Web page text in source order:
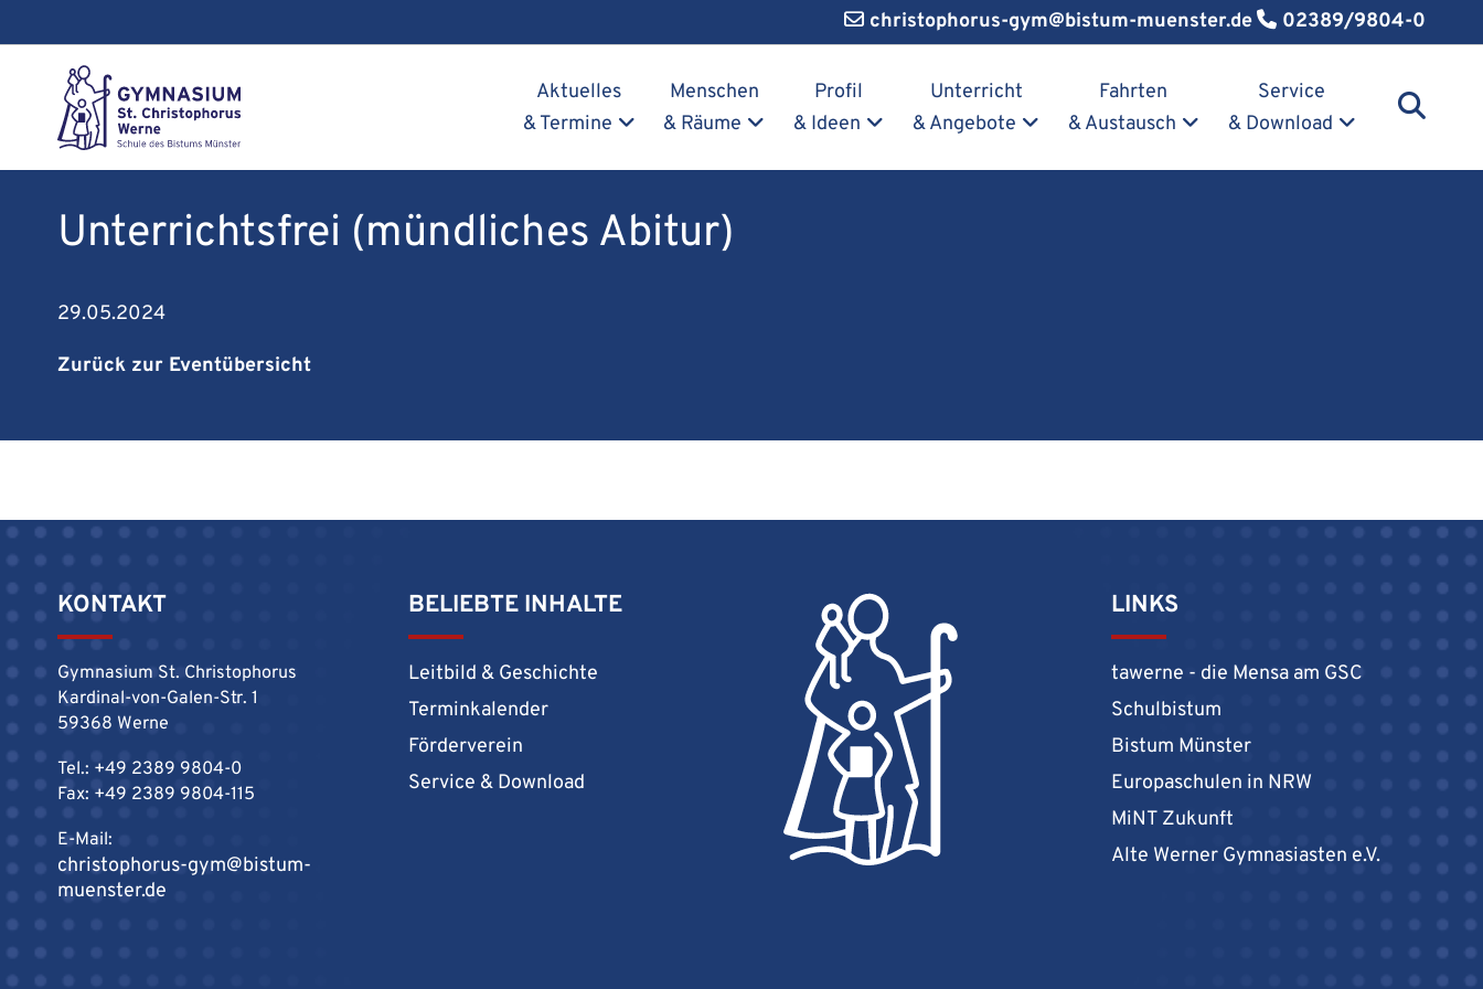
christophorus-gym@bistum-muenster.de
02389/9804-0
Aktuelles
& Termine
Menschen
& Räume
Profil
& Ideen
Unterricht
& Angebote
Fahrten
& Austausch
Service
& Download
Unterrichtsfrei (mündliches Abitur)
29.05.2024
Zurück zur Eventübersicht
KONTAKT
Gymnasium St. Christophorus
Kardinal-von-Galen-Str. 1
59368 Werne
Tel.: +49 2389 9804-0
Fax: +49 2389 9804-115
E-Mail:
christophorus-gym@bistum-
muenster.de
BELIEBTE INHALTE
Leitbild & Geschichte
Terminkalender
Förderverein
Service & Download
LINKS
tawerne - die Mensa am GSC
Schulbistum
Bistum Münster
Europaschulen in NRW
MiNT Zukunft
Alte Werner Gymnasiasten e.V.